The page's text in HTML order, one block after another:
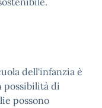
dell'infanzia è
possibilità di
possono